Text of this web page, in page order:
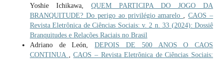
Yoshie Ichikawa, QUEM PARTICIPA DO JOGO DA
BRANQUITUDE? Do perigo ao privilégio amarelo
,CAOS –
Revista Eletrônica de Ciências Sociais: v. 2 n. 33 (2024): Dossiê
Branquitudes e Relações Raciais no Brasil
Adriano de León,DEPOIS DE 500 ANOS O CAOS
CONTINUA
,CAOS – Revista Eletrônica de Ciências Sociais: